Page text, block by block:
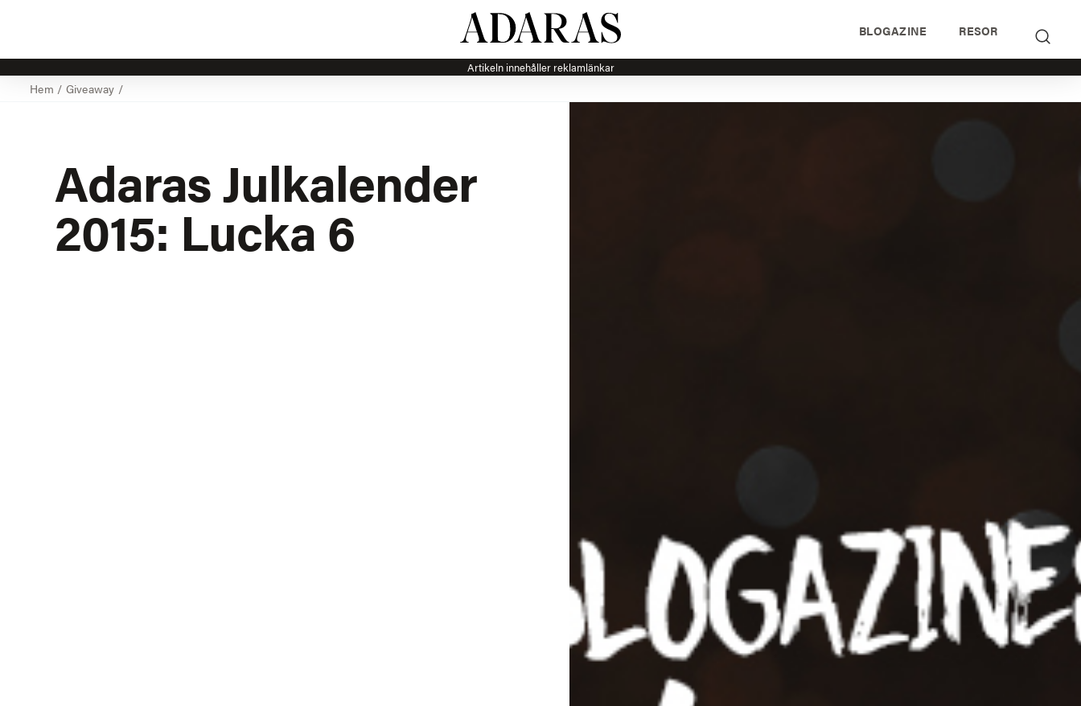
BLOGAZINE RESOR
Artikeln innehåller reklamlänkar
Hem / Giveaway /
Adaras Julkalender
2015: Lucka 6